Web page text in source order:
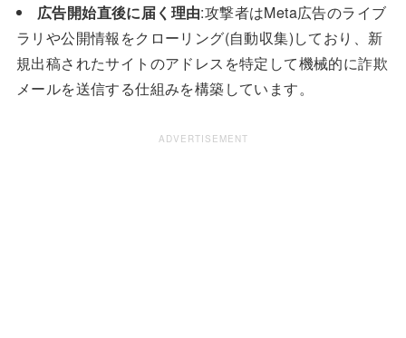
広告開始直後に届く理由:攻撃者はMeta広告のライブ
ラリや公開情報をクローリング(自動収集)しており、新
規出稿されたサイトのアドレスを特定して機械的に詐欺
メールを送信する仕組みを構築しています。
ADVERTISEMENT